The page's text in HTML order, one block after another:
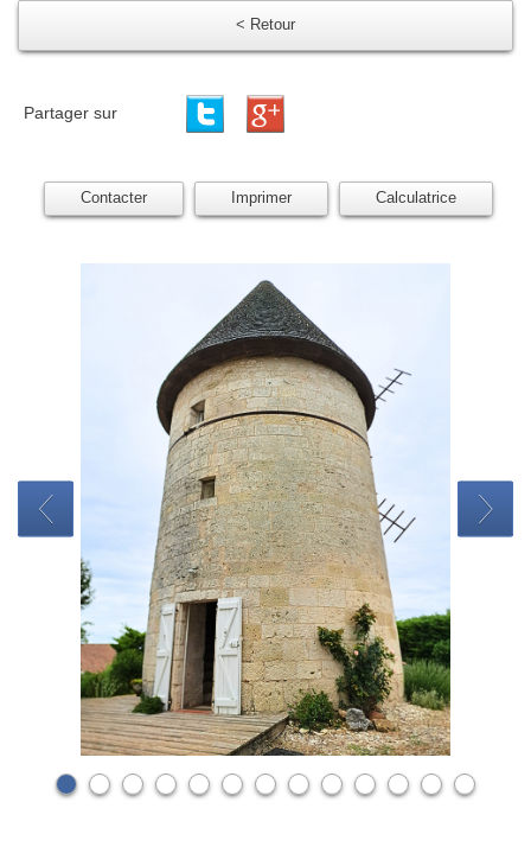
< Retour
Partager sur
Contacter Imprimer Calculatrice